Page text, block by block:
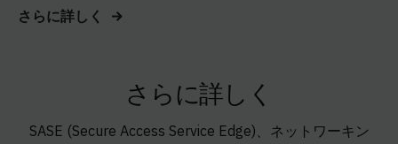
さらに詳しく
さらに詳しく
SASE (Secure Access Service Edge)、ネットワーキン